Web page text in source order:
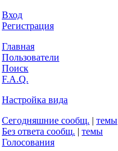
Вход
Регистрация
Главная
Пользователи
Поиск
F.A.Q.
Настройка вида
Сегодняшние сообщ. | темы
Без ответа сообщ. | темы
Голосования